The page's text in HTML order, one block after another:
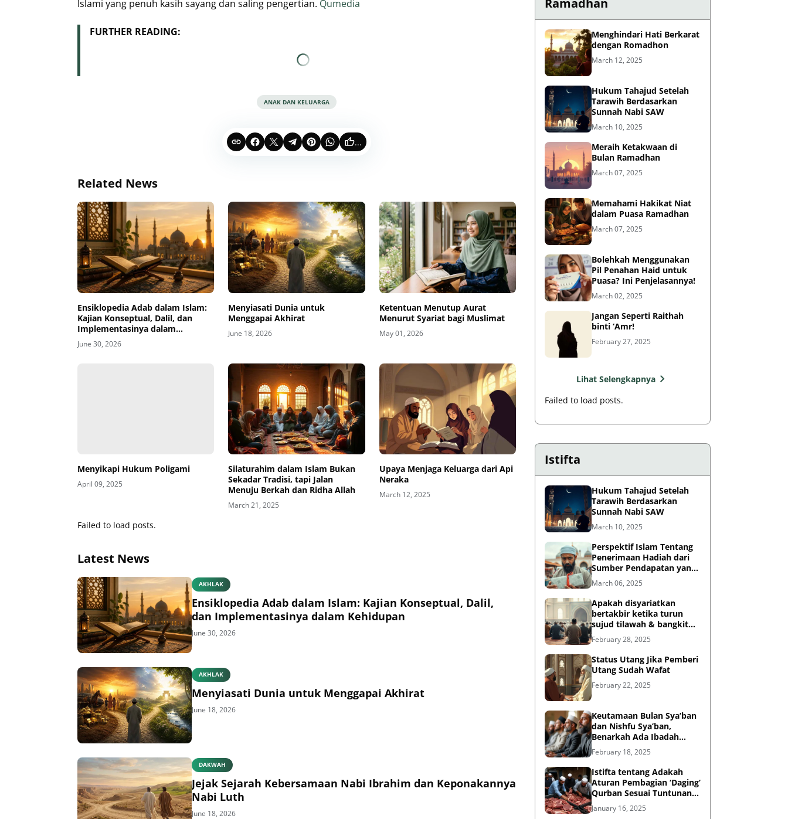
Islami yang penuh kasih sayang dan saling pengertian. Qumedia
FURTHER READING:
ANAK DAN KELUARGA
...
Related News
Ensiklopedia Adab dalam Islam:
Kajian Konseptual, Dalil, dan
Implementasinya dalam
Kehidupan
June 30, 2026
Menyiasati Dunia untuk
Menggapai Akhirat
June 18, 2026
Ketentuan Menutup Aurat
Menurut Syariat bagi Muslimat
May 01, 2026
Menyikapi Hukum Poligami
April 09, 2025
Silaturahim dalam Islam Bukan
Sekadar Tradisi, tapi Jalan
Menuju Berkah dan Ridha Allah
March 21, 2025
Upaya Menjaga Keluarga dari Api
Neraka
March 12, 2025
Failed to load posts.
Latest News
AKHLAK
Ensiklopedia Adab dalam Islam: Kajian Konseptual, Dalil,
dan Implementasinya dalam Kehidupan
June 30, 2026
AKHLAK
Menyiasati Dunia untuk Menggapai Akhirat
June 18, 2026
DAKWAH
Jejak Sejarah Kebersamaan Nabi Ibrahim dan Keponakannya
Nabi Luth
June 18, 2026
Ramadhan
Menghindari Hati Berkarat
dengan Romadhon
March 12, 2025
Hukum Tahajud Setelah
Tarawih Berdasarkan
Sunnah Nabi SAW
March 10, 2025
Meraih Ketakwaan di
Bulan Ramadhan
March 07, 2025
Memahami Hakikat Niat
dalam Puasa Ramadhan
March 07, 2025
Bolehkah Menggunakan
Pil Penahan Haid untuk
Puasa? Ini Penjelasannya!
March 02, 2025
Jangan Seperti Raithah
binti ‘Amr!
February 27, 2025
Lihat Selengkapnya
Failed to load posts.
Istifta
Hukum Tahajud Setelah
Tarawih Berdasarkan
Sunnah Nabi SAW
March 10, 2025
Perspektif Islam Tentang
Penerimaan Hadiah dari
Sumber Pendapatan yang
Tidak Halal
March 06, 2025
Apakah disyariatkan
bertakbir ketika turun
sujud tilawah & bangkit
dari sujud tilawah yang
dilakukan dalam shalat?
February 28, 2025
Status Utang Jika Pemberi
Utang Sudah Wafat
February 22, 2025
Keutamaan Bulan Sya’ban
dan Nishfu Sya’ban,
Benarkah Ada Ibadah
Khusus?
February 18, 2025
Istifta tentang Adakah
Aturan Pembagian ‘Daging’
Qurban Sesuai Tuntunan
Rasulullah?
January 16, 2025